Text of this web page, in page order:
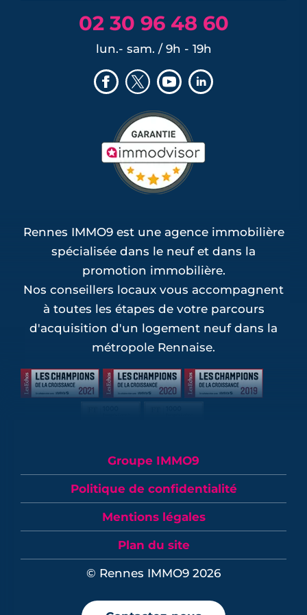
02 30 96 48 60
lun.- sam. / 9h - 19h
Rennes IMMO9 est une agence immobilière
spécialisée dans le neuf et dans la
promotion immobilière.
Nos conseillers locaux vous accompagnent
à toutes les étapes de votre parcours
d'acquisition d'un logement neuf dans la
métropole Rennaise.
Groupe IMMO9
Politique de confidentialité
Mentions légales
Plan du site
© Rennes IMMO9 2026